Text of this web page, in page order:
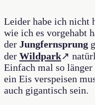
Leider habe ich nicht
wie ich es vorgehabt
der Jungfernsprung
der Wildpark↗
Einfach mal so länger
ein Eis verspeisen
auch gigantisch sein.